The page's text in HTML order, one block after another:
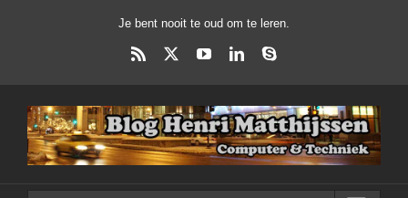
Je bent nooit te oud om te leren.
Rss YouTubeLinkedInSkype